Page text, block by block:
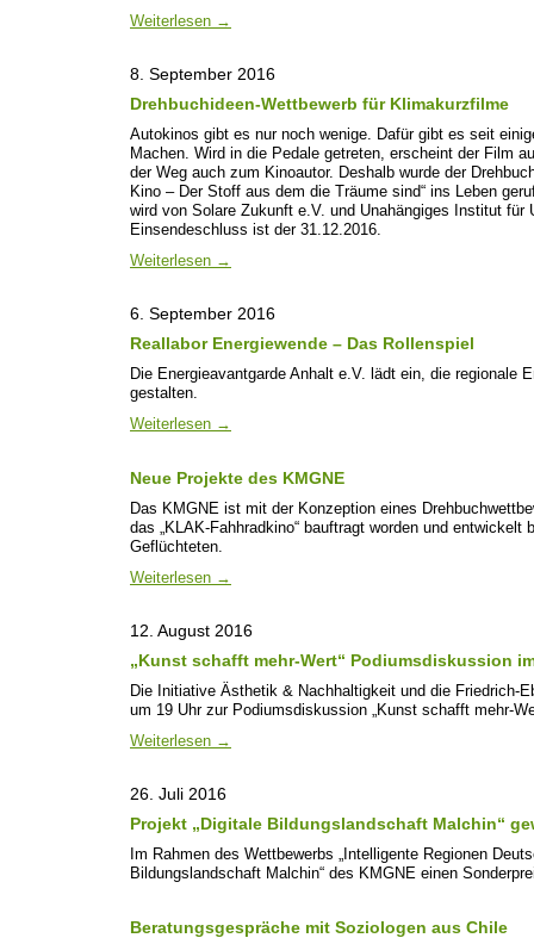
Weiterlesen →
8. September 2016
Drehbuchideen-Wettbewerb für Klimakurzfilme
Autokinos gibt es nur noch wenige. Dafür gibt es seit
Machen. Wird in die Pedale getreten, erscheint der Film
der Weg auch zum Kinoautor. Deshalb wurde der
Kino – Der Stoff aus dem die Träume sind“ ins Leben
wird von Solare Zukunft e.V. und Unahängiges Institut für
Einsendeschluss ist der 31.12.2016.
Weiterlesen →
6. September 2016
Reallabor Energiewende – Das Rollenspiel
Die Energieavantgarde Anhalt e.V. lädt ein, die regionale
gestalten.
Weiterlesen →
Neue Projekte des KMGNE
Das KMGNE ist mit der Konzeption eines
das „KLAK-Fahhradkino“ bauftragt worden und entwickelt
Geflüchteten.
Weiterlesen →
12. August 2016
„Kunst schafft mehr-Wert“ Podiumsdiskussion
Die Initiative Ästhetik & Nachhaltigkeit und die Friedrich-
um 19 Uhr zur Podiumsdiskussion „Kunst schafft mehr-
Weiterlesen →
26. Juli 2016
Projekt „Digitale Bildungslandschaft Malchin“
Im Rahmen des Wettbewerbs „Intelligente Regionen
Bildungslandschaft Malchin“ des KMGNE einen
Beratungsgespräche mit Soziologen aus Chile